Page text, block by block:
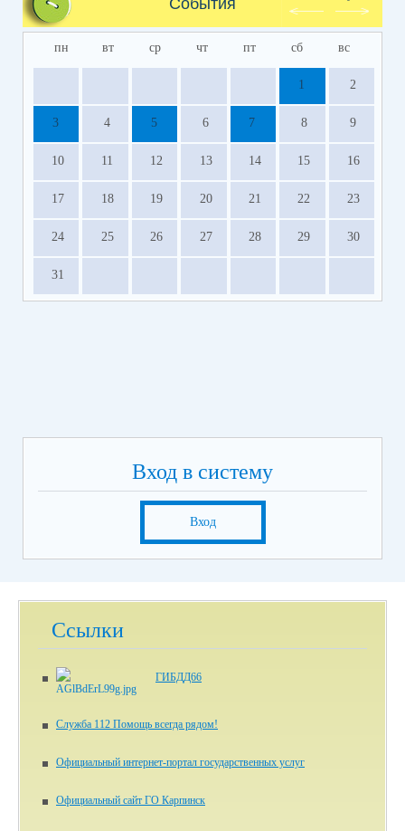
События
пн вт ср чт пт сб вс
1 2
3 4 5 6 7 8 9
10 11 12 13 14 15 16
17 18 19 20 21 22 23
24 25 26 27 28 29 30
31
Вход в систему
Вход
Ссылки
ГИБДД66
Служба 112 Помощь всегда рядом!
Официальный интернет-портал государственных услуг
Официальный сайт ГО Карпинск